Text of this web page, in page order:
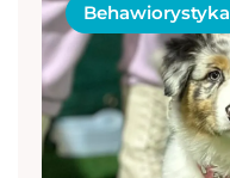
Behawiorystyka